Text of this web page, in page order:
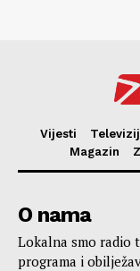
Vijesti
Magazin
O nama
Lokalna smo radio
programa i